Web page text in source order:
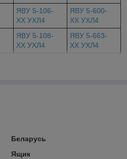
ЯВУ 5-106-
ХХ УХЛ4
ЯВУ 5-600-
ХХ УХЛ4
ЯВУ 5-108-
ХХ УХЛ4
ЯВУ 5-663-
ХХ УХЛ4
Беларусь
Ящик